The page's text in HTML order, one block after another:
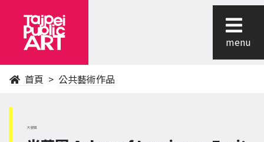
menu
首頁 公共藝術作品
大安區